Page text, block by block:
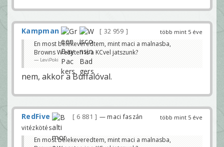
több mint 5 éve
Kampman
32 959
En most belekeveredtem, mint maci a malnasba,
Browns W eseten is a KCvel jatszunk?
LeviPoki
nem, akkor a Buffalóval.
több mint 5 éve
RedFive 6 881
— maci faszán
vitézkötés
En most belekeveredtem, mint maci a malnasba,